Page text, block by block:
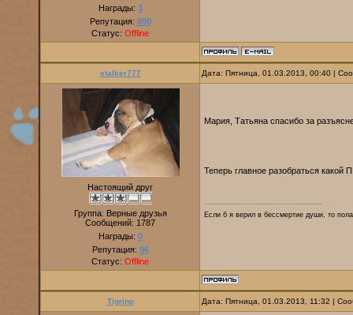
Награды: 3
Репутация: 890
Статус: Offline
stalker777 Дата: Пятница, 01.03.2013, 00:40 |
Настоящий друг
Группа: Верные друзья
Сообщений: 1787
Награды: 0
Репутация: 96
Статус: Offline
Мария, Татьяна спасибо за
Теперь главное разобраться какой
Если б я верил в бессмертие души, то
Tigrino Дата: Пятница, 01.03.2013, 11:32 |